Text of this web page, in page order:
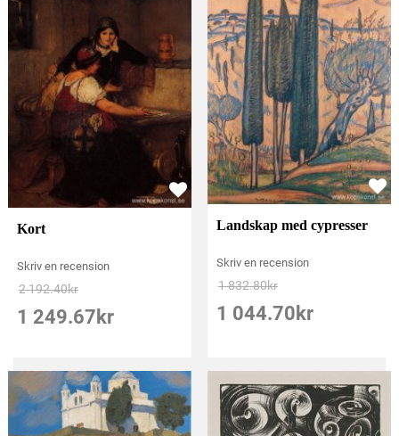
Kort
Skriv en recension
2 192.40kr
1 249.67 kr
Landskap med cypresser
Skriv en recension
1 832.80kr
1 044.70 kr